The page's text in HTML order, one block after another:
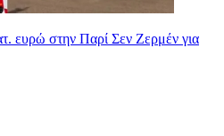
ευρώ στην Παρί Σεν Ζερμέν για